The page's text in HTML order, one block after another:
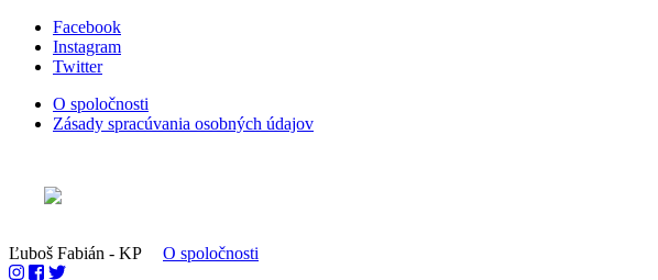
Facebook
Instagram
Twitter
O spoločnosti
Zásady spracúvania osobných údajov
Ľuboš Fabián - KP O spoločnosti